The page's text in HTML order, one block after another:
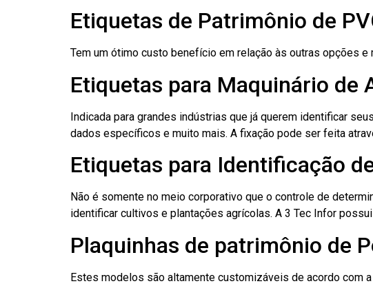
Etiquetas de Patrimônio de
Tem um ótimo custo benefício em relação às outras opções e
Etiquetas para Maquinário de
Indicada para grandes indústrias que já querem identificar
dados específicos e muito mais. A fixação pode ser feita
Etiquetas para Identificação
Não é somente no meio corporativo que o controle de
identificar cultivos e plantações agrícolas. A 3 Tec Infor
Plaquinhas de patrimônio de
Estes modelos são altamente customizáveis de acordo com